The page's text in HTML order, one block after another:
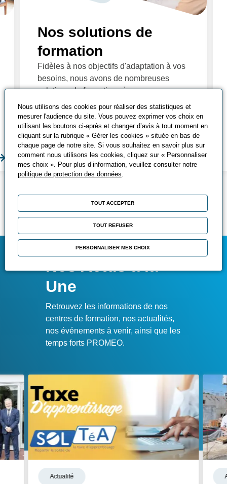
En savoir plus
Nos solutions de
formation
Fidèles à nos objectifs d'adaptation à vos
besoins, nous avons de nombreuses
solutions de formations à vous proposer :
Les formations essentielles, sur-mesure,
individuelles, digitales, les ateliers... à
vous de choisir la meilleure faite pour
vous !
ACTUALITÉS
Nos Actus à la
Une
Retrouvez les informations de nos
centres de formation, nos actualités,
nos événements à venir, ainsi que les
temps forts PROMEO.
Actualité
Nous utilisons des cookies pour réaliser des statistiques et
mesurer l'audience du site. Vous pouvez exprimer vos choix en
utilisant les boutons ci-après et changer d’avis à tout moment en
cliquant sur la rubrique « Gérer les cookies » située en bas de
chaque page de notre site. Si vous souhaitez en savoir plus sur
comment nous utilisons les cookies, cliquez sur « Personnaliser
mes choix ». Pour plus d’information, veuillez consulter notre
politique de protection des données
TOUT ACCEPTER
TOUT REFUSER
PERSONNALISER MES CHOIX